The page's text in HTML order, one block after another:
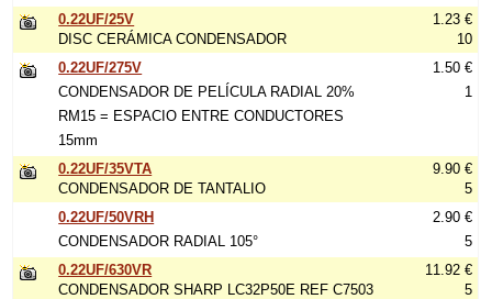
0.22UF/25V
DISC CERÁMICA CONDENSADOR
1.23 €
10
0.22UF/275V
CONDENSADOR DE PELÍCULA RADIAL 20%
RM15 = ESPACIO ENTRE CONDUCTORES
15mm
1.50 €
1
0.22UF/35VTA
CONDENSADOR DE TANTALIO
9.90 €
5
0.22UF/50VRH
CONDENSADOR RADIAL 105°
2.90 €
5
0.22UF/630VR
CONDENSADOR SHARP LC32P50E REF C7503
11.92 €
5